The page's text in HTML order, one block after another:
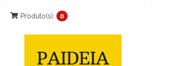
Produto(s): 0